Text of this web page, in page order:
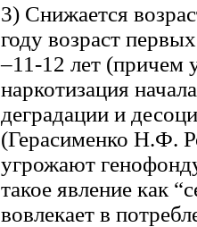
3) Снижается
году возраст
–11-12 лет (причем
наркотизация
деградации и
(Герасименко Н.Ф.
угрожают
такое явление как
вовлекает в